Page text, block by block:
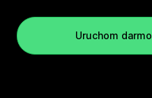
Uruchom